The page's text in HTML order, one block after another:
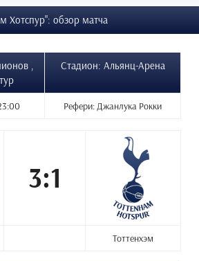
Хотспур": обзор матча
,
Стадион: Альянц-Арена
Рефери: Джанлука Рокки
3:1
Тоттенхэм